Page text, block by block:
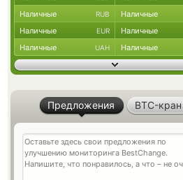
Наличные RUB Наличные
Наличные EUR Наличные
Наличные UAH Наличные
Предложения BTC-кран